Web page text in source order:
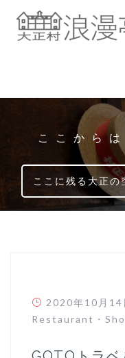
ッ
ここから
ここに残る大正の
2020年10月14
Restaurant ・